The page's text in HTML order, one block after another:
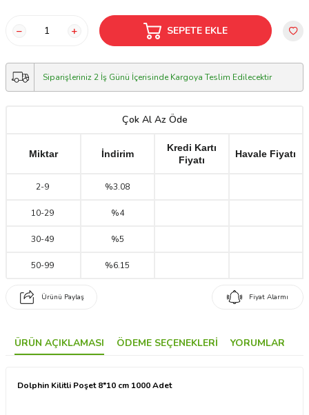
SEPETE EKLE
Siparişleriniz 2 İş Günü İçerisinde Kargoya Teslim Edilecektir
Çok Al Az Öde
Miktar İndirim
Kredi Kartı
Fiyatı
Havale Fiyatı
2-9 %3.08
10-29 %4
30-49 %5
50-99 %6.15
Ürünü Paylaş Fiyat Alarmı
ÜRÜN AÇIKLAMASI ÖDEME SEÇENEKLERI YORUMLAR
Dolphin Kilitli Poşet 8*10 cm 1000 Adet